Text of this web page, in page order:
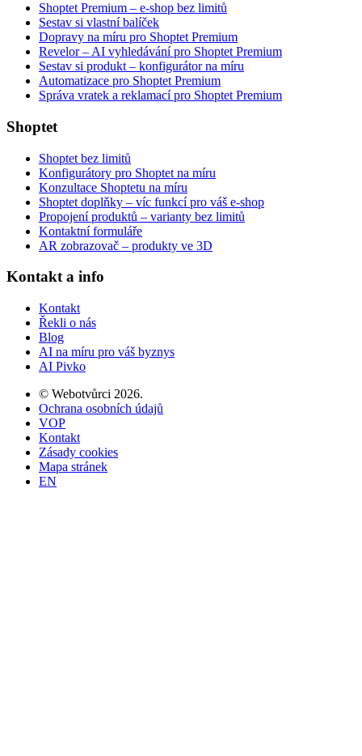
Shoptet Premium – e-shop bez limitů
Sestav si vlastní balíček
Dopravy na míru pro Shoptet Premium
Revelor – AI vyhledávání pro Shoptet Premium
Sestav si produkt – konfigurátor na míru
Automatizace pro Shoptet Premium
Správa vratek a reklamací pro Shoptet Premium
Shoptet
Shoptet bez limitů
Konfigurátory pro Shoptet na míru
Konzultace Shoptetu na míru
Shoptet doplňky – víc funkcí pro váš e-shop
Propojení produktů – varianty bez limitů
Kontaktní formuláře
AR zobrazovač – produkty ve 3D
Kontakt a info
Kontakt
Řekli o nás
Blog
AI na míru pro váš byznys
AI Pivko
© Webotvůrci 2026.
Ochrana osobních údajů
VOP
Kontakt
Zásady cookies
Mapa stránek
EN